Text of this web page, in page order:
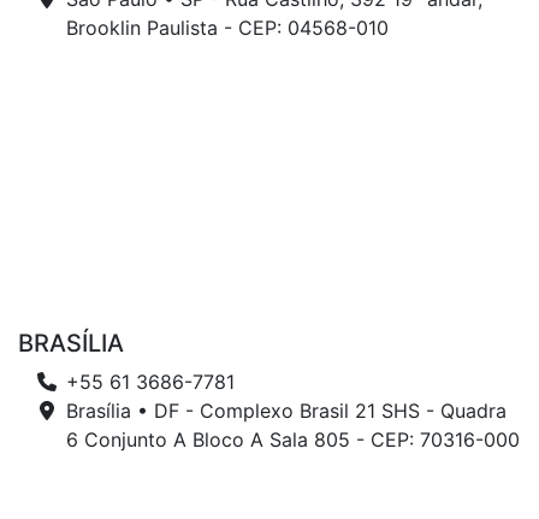
Brooklin Paulista - CEP: 04568-010
BRASÍLIA
+55 61 3686-7781
Brasília • DF - Complexo Brasil 21 SHS - Quadra
6 Conjunto A Bloco A Sala 805 - CEP: 70316-000